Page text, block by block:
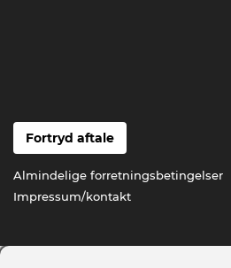
Fortryd aftale
Almindelige forretningsbetingelser
Impressum/kontakt